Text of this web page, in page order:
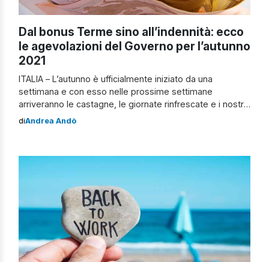
Dal bonus Terme sino all’indennità: ecco
le agevolazioni del Governo per l’autunno
2021
ITALIA – L’autunno è ufficialmente iniziato da una
settimana e con esso nelle prossime settimane
arriveranno le castagne, le giornate rinfrescate e i nostri
alberi diventeranno del classico colore
caratterizzato dall’arrivo di bonus e supporti da parte del
diAndrea Andò